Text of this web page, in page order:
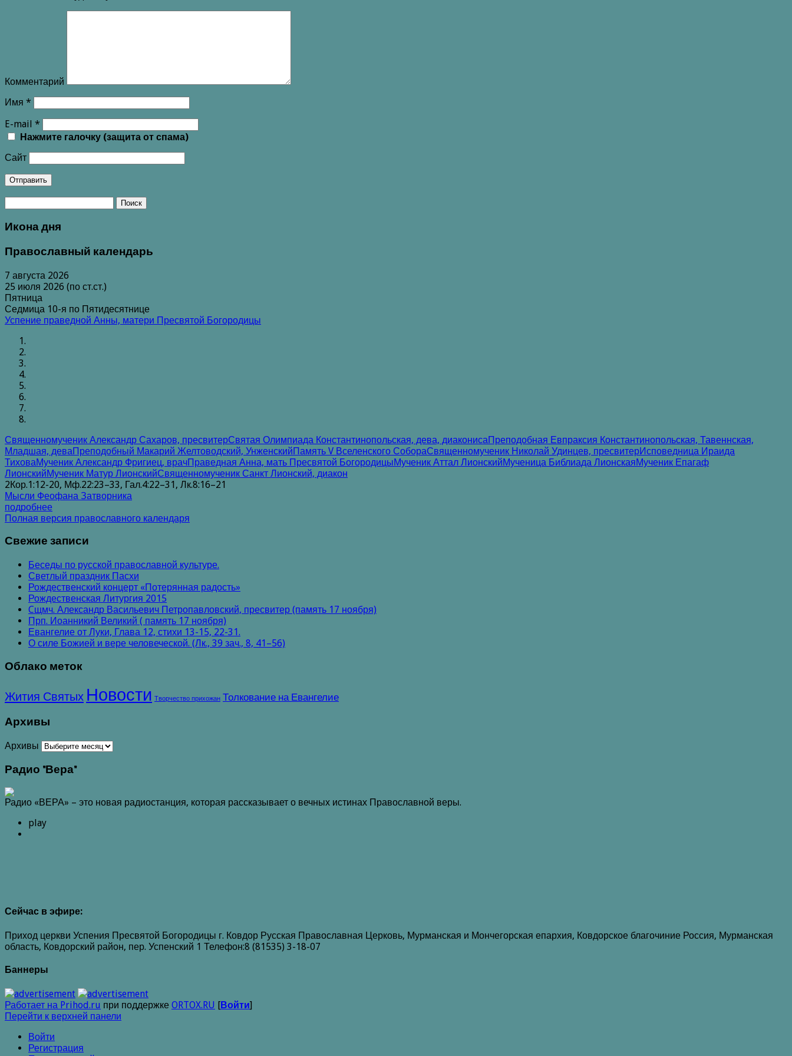
Комментарий
Имя *
E-mail *
Нажмите галочку (защита от спама)
Сайт
Икона дня
Православный календарь
7 августа 2026
25 июля 2026 (по ст.ст.)
Пятница
Седмица 10-я по Пятидесятнице
Успение праведной Анны, матери Пресвятой Богородицы
Священномученик Александр Сахаров, пресвитерСвятая Олимпиада Константинопольская, дева, диаконисаПреподобная Евпраксия Константинопольская, Тавеннская,
Младшая, деваПреподобный Макарий Желтоводский, УнженскийПамять V Вселенского СобораСвященномученик Николай Удинцев, пресвитерИсповедница Ираида
ТиховаМученик Александр Фригиец, врачПраведная Анна, мать Пресвятой БогородицыМученик Аттал ЛионскийМученица Библиада ЛионскаяМученик Епагаф
ЛионскийМученик Матур ЛионскийСвященномученик Санкт Лионский, диакон
2Кор.1:12-20, Мф.22:23–33, Гал.4:22–31, Лк.8:16–21
Мысли Феофана Затворника
подробнее
Полная версия православного календаря
Свежие записи
Беседы по русской православной культуре.
Светлый праздник Пасхи
Рождественский концерт «Потерянная радость»
Рождественская Литургия 2015
Cщмч. Александр Васильевич Петропавловский, пресвитер (память 17 ноября)
Прп. Иоанникий Великий ( память 17 ноября)
Евангелие от Луки, Глава 12, стихи 13-15, 22-31.
О силе Божией и вере человеческой. (Лк., 39 зач., 8, 41–56)
Облако меток
Жития Святых Новости Творчество прихожан Толкование на Евангелие
Архивы
Архивы
Радио "Вера"
Радио «ВЕРА» – это новая радиостанция, которая рассказывает о вечных истинах Православной веры.
play
Сейчас в эфире:
Приход церкви Успения Пресвятой Богородицы г. Ковдор Русская Православная Церковь, Мурманская и Мончегорская епархия, Ковдорское благочиние Россия, Мурманская
область, Ковдорский район, пер. Успенский 1 Телефон:8 (81535) 3-18-07
Баннеры
Работает на Prihod.ru при поддержке ORTOX.RU [Войти]
Перейти к верхней панели
Войти
Регистрация